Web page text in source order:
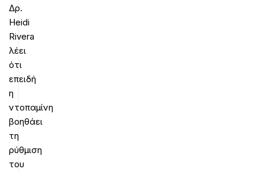
Δρ.
Heidi
Rivera
λέει
ότι
επειδή
η
ντοπαμίνη
βοηθάει
τη
ρύθμιση
του